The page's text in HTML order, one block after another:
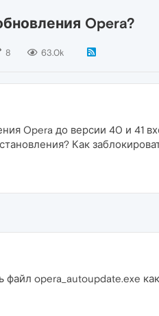
Opera?
8 63.0k
Opera до версии 40 и 41
Как
файл opera_autoupdate.exe